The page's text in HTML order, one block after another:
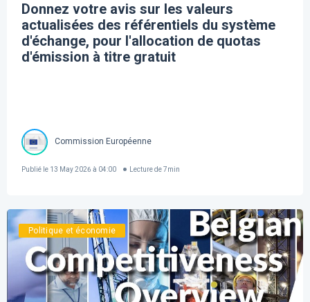
Donnez votre avis sur les valeurs
actualisées des référentiels du système
d'échange, pour l'allocation de quotas
d'émission à titre gratuit
Commission Européenne
Publié le 13 May 2026 à 04:00 Lecture de 7min
Politique et économie